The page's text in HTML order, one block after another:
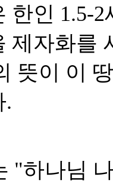
한인 1.5-
제자화를
뜻이 이
.
"하나님